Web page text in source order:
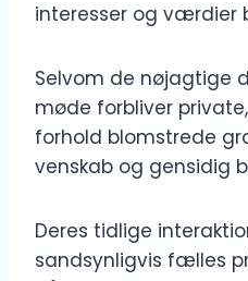
interesser og værdier
Selvom de nøjagtige
møde forbliver
forhold blomstrede
venskab og gensidig
Deres tidlige
sandsynligvis fælles